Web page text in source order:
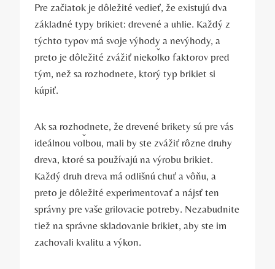
Pre⁤ začiatok ⁢je dôležité vedieť, že existujú dva⁤
základné⁢ typy brikiet: drevené a uhlie. Každý z
týchto typov má svoje výhody a nevýhody, a
preto je dôležité zvážiť niekoľko faktorov pred
tým, než sa rozhodnete, ktorý typ brikiet ‍si
kúpiť.
Ak sa rozhodnete, že drevené brikety sú ‍pre vás
ideálnou voľbou, mali ⁢by ⁢ste ⁤zvážiť rôzne druhy
dreva, ktoré sa ⁣používajú na výrobu brikiet.⁤
Každý druh dreva má⁣ odlišnú chuť a​ vôňu, a‍
preto je ⁢dôležité⁢ experimentovať a nájsť ten
správny pre ‍vaše grilovacie ‍potreby. ​Nezabudnite
tiež na správne skladovanie‌ brikiet, aby ste ⁤im
zachovali ‍kvalitu a výkon.